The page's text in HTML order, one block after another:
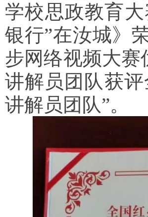
学校思政教育
银行”在汝城》
步网络视频大
讲解员团队获
讲解员团队”。